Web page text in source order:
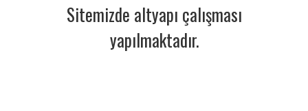
Sitemizde altyapı çalışması
yapılmaktadır.